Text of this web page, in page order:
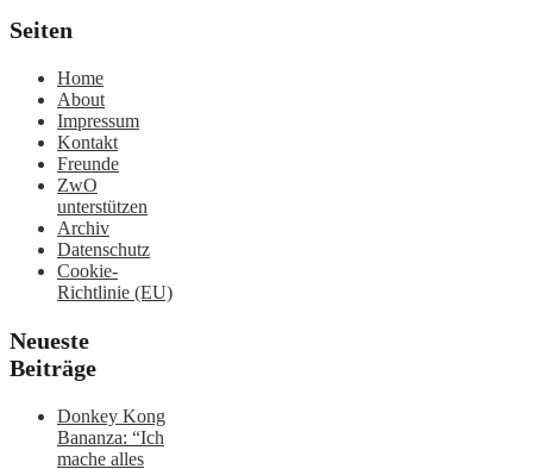
Seiten
Home
About
Impressum
Kontakt
Freunde
ZwO
unterstützen
Archiv
Datenschutz
Cookie-
Richtlinie (EU)
Neueste
Beiträge
Donkey Kong
Bananza: “Ich
mache alles